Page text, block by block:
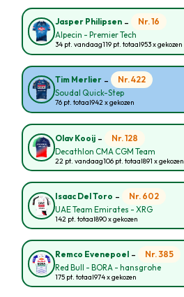
Jasper Philipsen - Nr. 16
Alpecin - Premier Tech
34 pt. vandaag119 pt. totaal953 x gekozen
Tim Merlier - Nr. 422
Soudal Quick-Step
76 pt. totaal942 x gekozen
Olav Kooij - Nr. 128
Decathlon CMA CGM Team
22 pt. vandaag106 pt. totaal891 x gekozen
Isaac Del Toro - Nr. 602
UAE Team Emirates - XRG
142 pt. totaal890 x gekozen
Remco Evenepoel - Nr. 385
Red Bull - BORA - hansgrohe
175 pt. totaal974 x gekozen